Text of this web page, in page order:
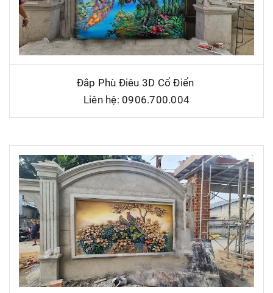
Đắp Phù Điêu 3D Cổ Điển
Liên hệ: 0906.700.004